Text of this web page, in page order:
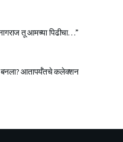
तू आमच्या पिढीचा…”
आतापर्यँतचे कलेक्शन